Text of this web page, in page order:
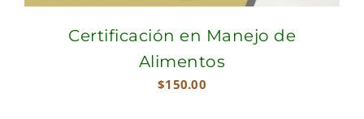
Certificación en Manejo de
Alimentos
$150.00